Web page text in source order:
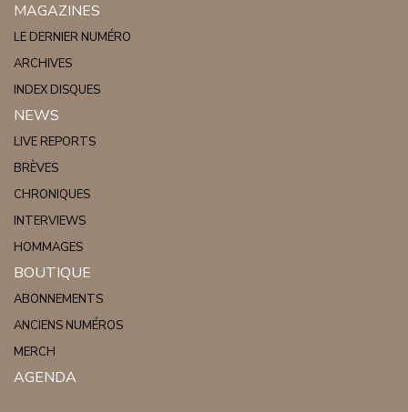
MAGAZINES
LE DERNIER NUMÉRO
ARCHIVES
INDEX DISQUES
NEWS
LIVE REPORTS
BRÈVES
CHRONIQUES
INTERVIEWS
HOMMAGES
BOUTIQUE
ABONNEMENTS
ANCIENS NUMÉROS
MERCH
AGENDA